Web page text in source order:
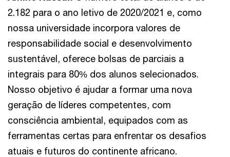
2.182 para o ano letivo de 2020/2021 e, como
nossa universidade incorpora valores de
responsabilidade social e desenvolvimento
sustentável, oferece bolsas de parciais a
integrais para 80% dos alunos selecionados.
Nosso objetivo é ajudar a formar uma nova
geração de líderes competentes, com
consciência ambiental, equipados com as
ferramentas certas para enfrentar os desafios
atuais e futuros do continente africano.